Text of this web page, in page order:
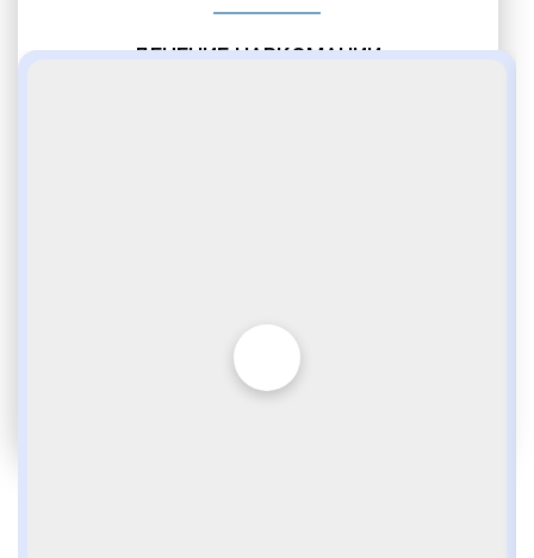
ЛЕЧЕНИЕ НАРКОМАНИИ
Смертельный тип зависимости
Реабилитация наркозависимости
Подбираем клинику для лечения